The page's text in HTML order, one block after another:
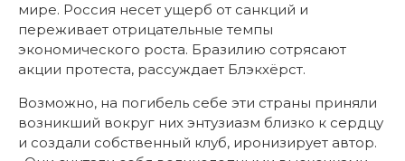
мире. Россия несет ущерб от санкций и
переживает отрицательные темпы
экономического роста. Бразилию сотрясают
акции протеста, рассуждает Блэкхёрст.
Возможно, на погибель себе эти страны приняли
возникший вокруг них энтузиазм близко к сердцу
и создали собственный клуб, иронизирует автор.